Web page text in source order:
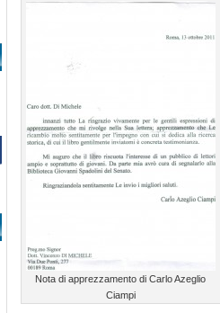
Nota di apprezzamento di Carlo Azeglio
Ciampi